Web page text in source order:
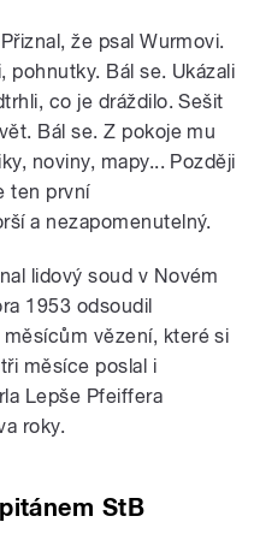
že psal Wurmovi.
pohnutky. Bál se. Ukázali
co je dráždilo. Sešit
Bál se. Z pokoje mu
noviny, mapy... Později
ten první
a nezapomenutelný.
lidový soud v Novém
1953 odsoudil
vězení, které si
měsíce poslal i
Lepše Pfeiffera
roky.
StB